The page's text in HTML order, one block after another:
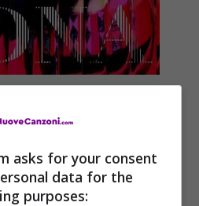
Madonna
4 Febbraio 2012
asks for your consent
data for the
purposes: